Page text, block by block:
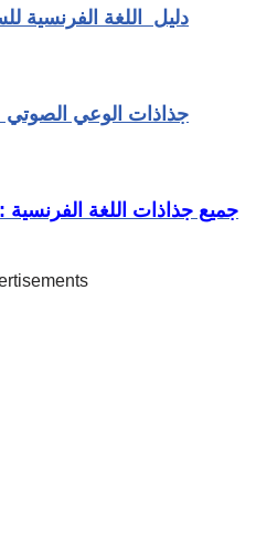
دليل اللغة الفرنسية
جذاذات الوعي الصوتي
جميع جذاذات اللغة الفرنسية